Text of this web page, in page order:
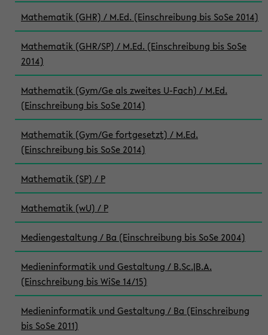
Mathematik (GHR) / M.Ed. (Einschreibung bis SoSe 2014)
Mathematik (GHR/SP) / M.Ed. (Einschreibung bis SoSe
2014)
Mathematik (Gym/Ge als zweites U-Fach) / M.Ed.
(Einschreibung bis SoSe 2014)
Mathematik (Gym/Ge fortgesetzt) / M.Ed.
(Einschreibung bis SoSe 2014)
Mathematik (SP) / P
Mathematik (wU) / P
Mediengestaltung / Ba (Einschreibung bis SoSe 2004)
Medieninformatik und Gestaltung / B.Sc.|B.A.
(Einschreibung bis WiSe 14/15)
Medieninformatik und Gestaltung / Ba (Einschreibung
bis SoSe 2011)